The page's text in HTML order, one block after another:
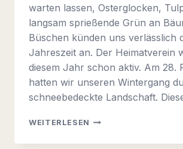
warten lassen, Osterglocken,
langsam sprießende Grün an
Büschen künden uns verlässlich
Jahreszeit an. Der Heimatverein
diesem Jahr schon aktiv. Am 28.
hatten wir unseren Wintergang
schneebedeckte Landschaft.
WEITERLESEN INFORMATION
NR.